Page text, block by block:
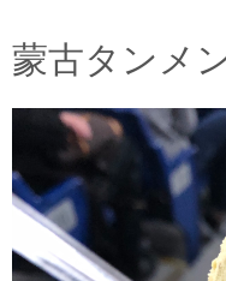
蒙古タンメ